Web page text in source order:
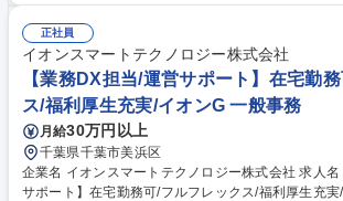
根や壁があるため、直射日光は当たらない環境です
較しても、横の交流が多い職場で、釣り大会やBBQ
なく、工場運用における費用や連携面でも助けあっ
国内外オペレーターの体験型教育研修施設を有し、
安定運転に関わる技術伝承の拠点となります。 募集職種 【千葉(茂原)/製
造オペレーター】第二新卒歓迎/三交替制/転勤無/車通
正社員
イオンスマートテクノロジー株式会社
【業務DX担当/運営サポート】在宅勤
ス/福利厚生充実/イオンG 一般事務
月給30万円以上
千葉県千葉市美浜区
企業名 イオンスマートテクノロジー株式会社 求人名 【業務DX担当/運営
サポート】在宅勤務可/フルフレックス/福利厚生充実/イオンG